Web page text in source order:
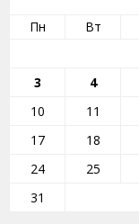
Пн
Вт
3
4
10
11
17
18
24
25
31